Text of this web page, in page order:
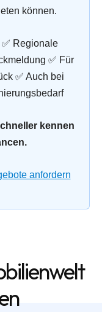
können.
Regionale
✅ Für
✅ Auch bei
kennen
anfordern